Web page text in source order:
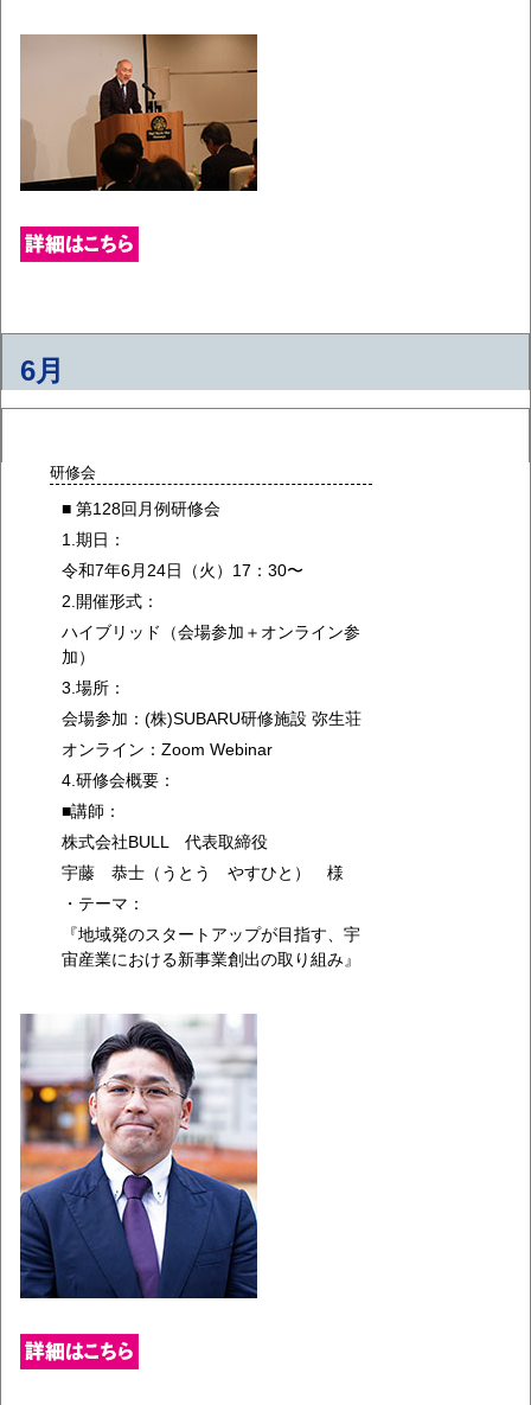
6月
研修会
■ 第128回月例研修会
1.期日：
令和7年6月24日（火）17：30〜
2.開催形式：
ハイブリッド（会場参加＋オンライン参
加）
3.場所：
会場参加：(株)SUBARU研修施設 弥生荘
オンライン：Zoom Webinar
4.研修会概要：
■講師：
株式会社BULL 代表取締役
宇藤 恭士（うとう やすひと） 様
・テーマ：
『地域発のスタートアップが目指す、宇
宙産業における新事業創出の取り組み』